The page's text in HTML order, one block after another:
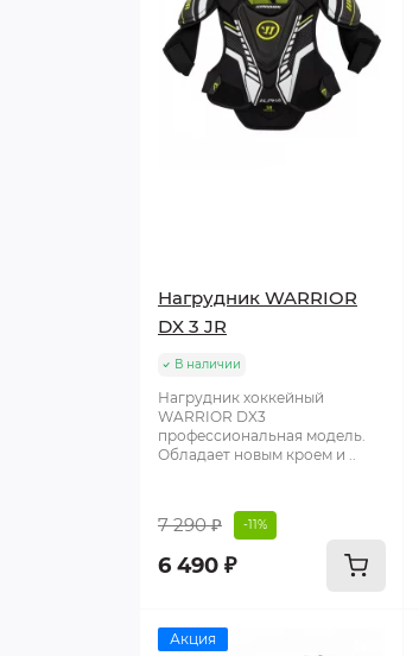
Нагрудник WARRIOR
DX 3 JR
В наличии
Нагрудник хоккейный
WARRIOR DX3
профессиональная модель.
Обладает новым кроем и ..
7 290 ₽ -11%
6 490 ₽
Акция